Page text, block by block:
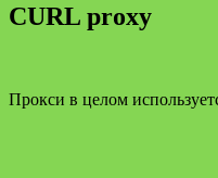
CURL proxy
Прокси в целом